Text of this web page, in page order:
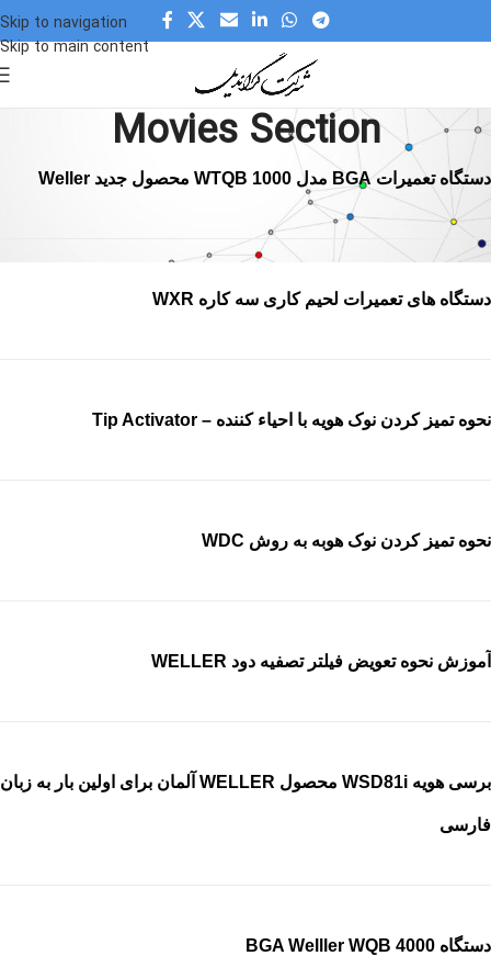
Skip to navigation
Skip to main content
Movies Section
دستگاه تعمیرات BGA مدل WTQB 1000 محصول جدید Weller
دستگاه های تعمیرات لحیم کاری سه کاره WXR
نحوه تمیز کردن نوک هویه با احیاء کننده – Tip Activator
نحوه تمیز کردن نوک هوبه به روش WDC
آموزش نحوه تعویض فیلتر تصفیه دود WELLER
برسی هویه WSD81i محصول WELLER آلمان برای اولین بار به زبان
فارسی
دستگاه BGA Welller WQB 4000